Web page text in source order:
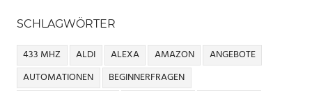
SCHLAGWÖRTER
433 MHZ ALDI ALEXA AMAZON
ANGEBOTE
AUTOMATIONEN
BEGINNERFRAGEN